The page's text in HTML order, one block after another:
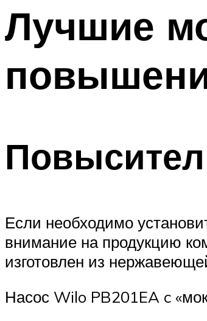
Лучшие
Если необходимо
внимание на продукцию
изготовлен из
Насос Wilo PB201EA c